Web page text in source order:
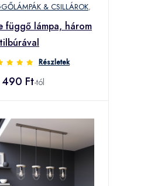
& CSILLÁROK,
függő lámpa, három
Részletek
Ft-tól